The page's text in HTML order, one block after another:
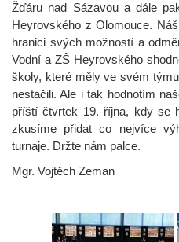
Žďáru nad Sázavou a dále
Heyrovského z Olomouce.
hranici svých možností a
Vodní a ZŠ Heyrovského
školy, které měly ve svém
nestačili. Ale i tak hodnotím
příští čtvrtek 19. října, kdy se
zkusíme přidat co nejvíce
turnaje. Držte nám palce.
Mgr. Vojtěch Zeman